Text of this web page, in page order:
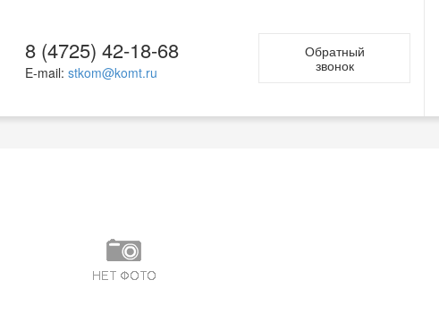
8 (4725) 42-18-68
E-mail:stkom@komt.ru
Обратный
звонок